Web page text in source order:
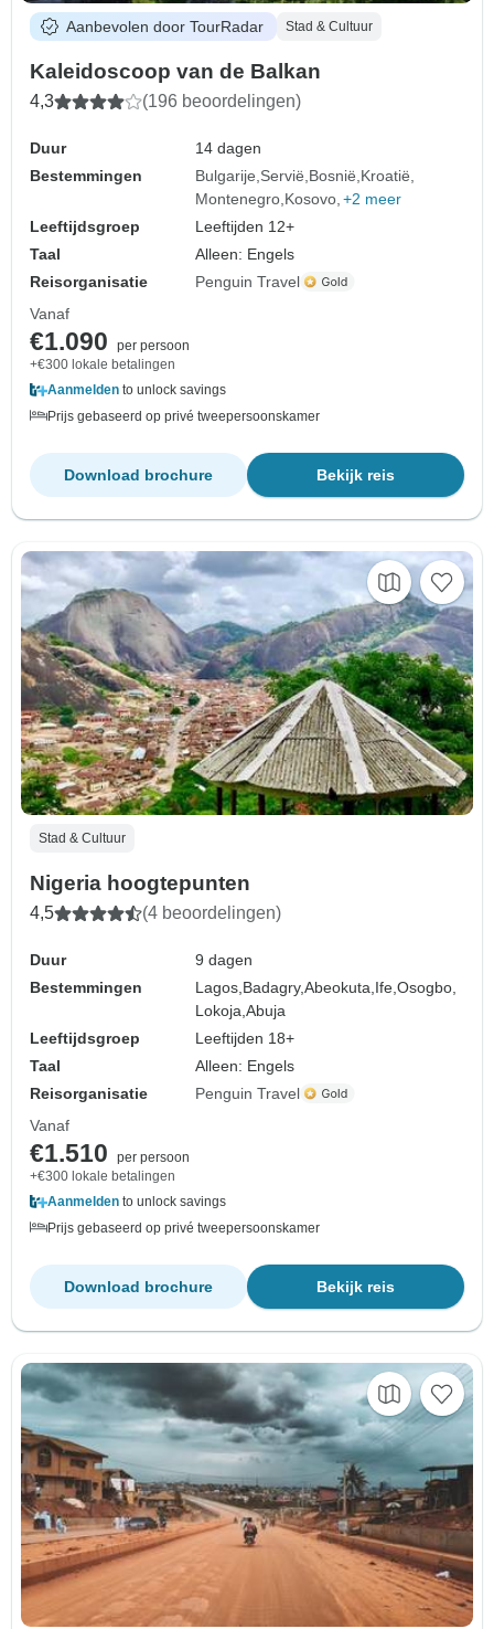
Aanbevolen door TourRadar Stad & Cultuur
Kaleidoscoop van de Balkan
4,3 (196 beoordelingen)
Duur
14 dagen
Bestemmingen
Bulgarije Servië Bosnië Kroatië
Montenegro Kosovo +2 meer
Leeftijdsgroep
Leeftijden 12+
Taal
Alleen: Engels
Reisorganisatie
Penguin Travel
Vanaf
€1.090
per persoon
+€300 lokale betalingen
Aanmelden to unlock savings
Prijs gebaseerd op privé tweepersoonskamer
Bekijk reis
Download brochure
Stad & Cultuur
Nigeria hoogtepunten
4,5 (4 beoordelingen)
Duur
9 dagen
Bestemmingen
Lagos, Badagry,Abeokuta, Ife,Osogbo,
Lokoja,Abuja
Leeftijdsgroep
Leeftijden 18+
Taal
Alleen: Engels
Reisorganisatie
Penguin Travel
Vanaf
€1.510
per persoon
+€300 lokale betalingen
Aanmelden to unlock savings
Prijs gebaseerd op privé tweepersoonskamer
Bekijk reis
Download brochure